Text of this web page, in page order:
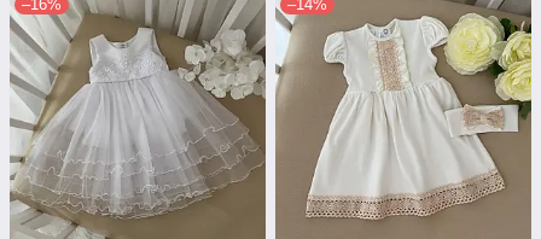
–16% –14%